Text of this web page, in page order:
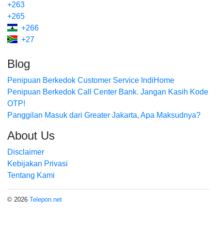
+263
+265
+266
+27
Blog
Penipuan Berkedok Customer Service IndiHome
Penipuan Berkedok Call Center Bank. Jangan Kasih Kode
OTP!
Panggilan Masuk dari Greater Jakarta, Apa Maksudnya?
About Us
Disclaimer
Kebijakan Privasi
Tentang Kami
© 2026 Telepon.net